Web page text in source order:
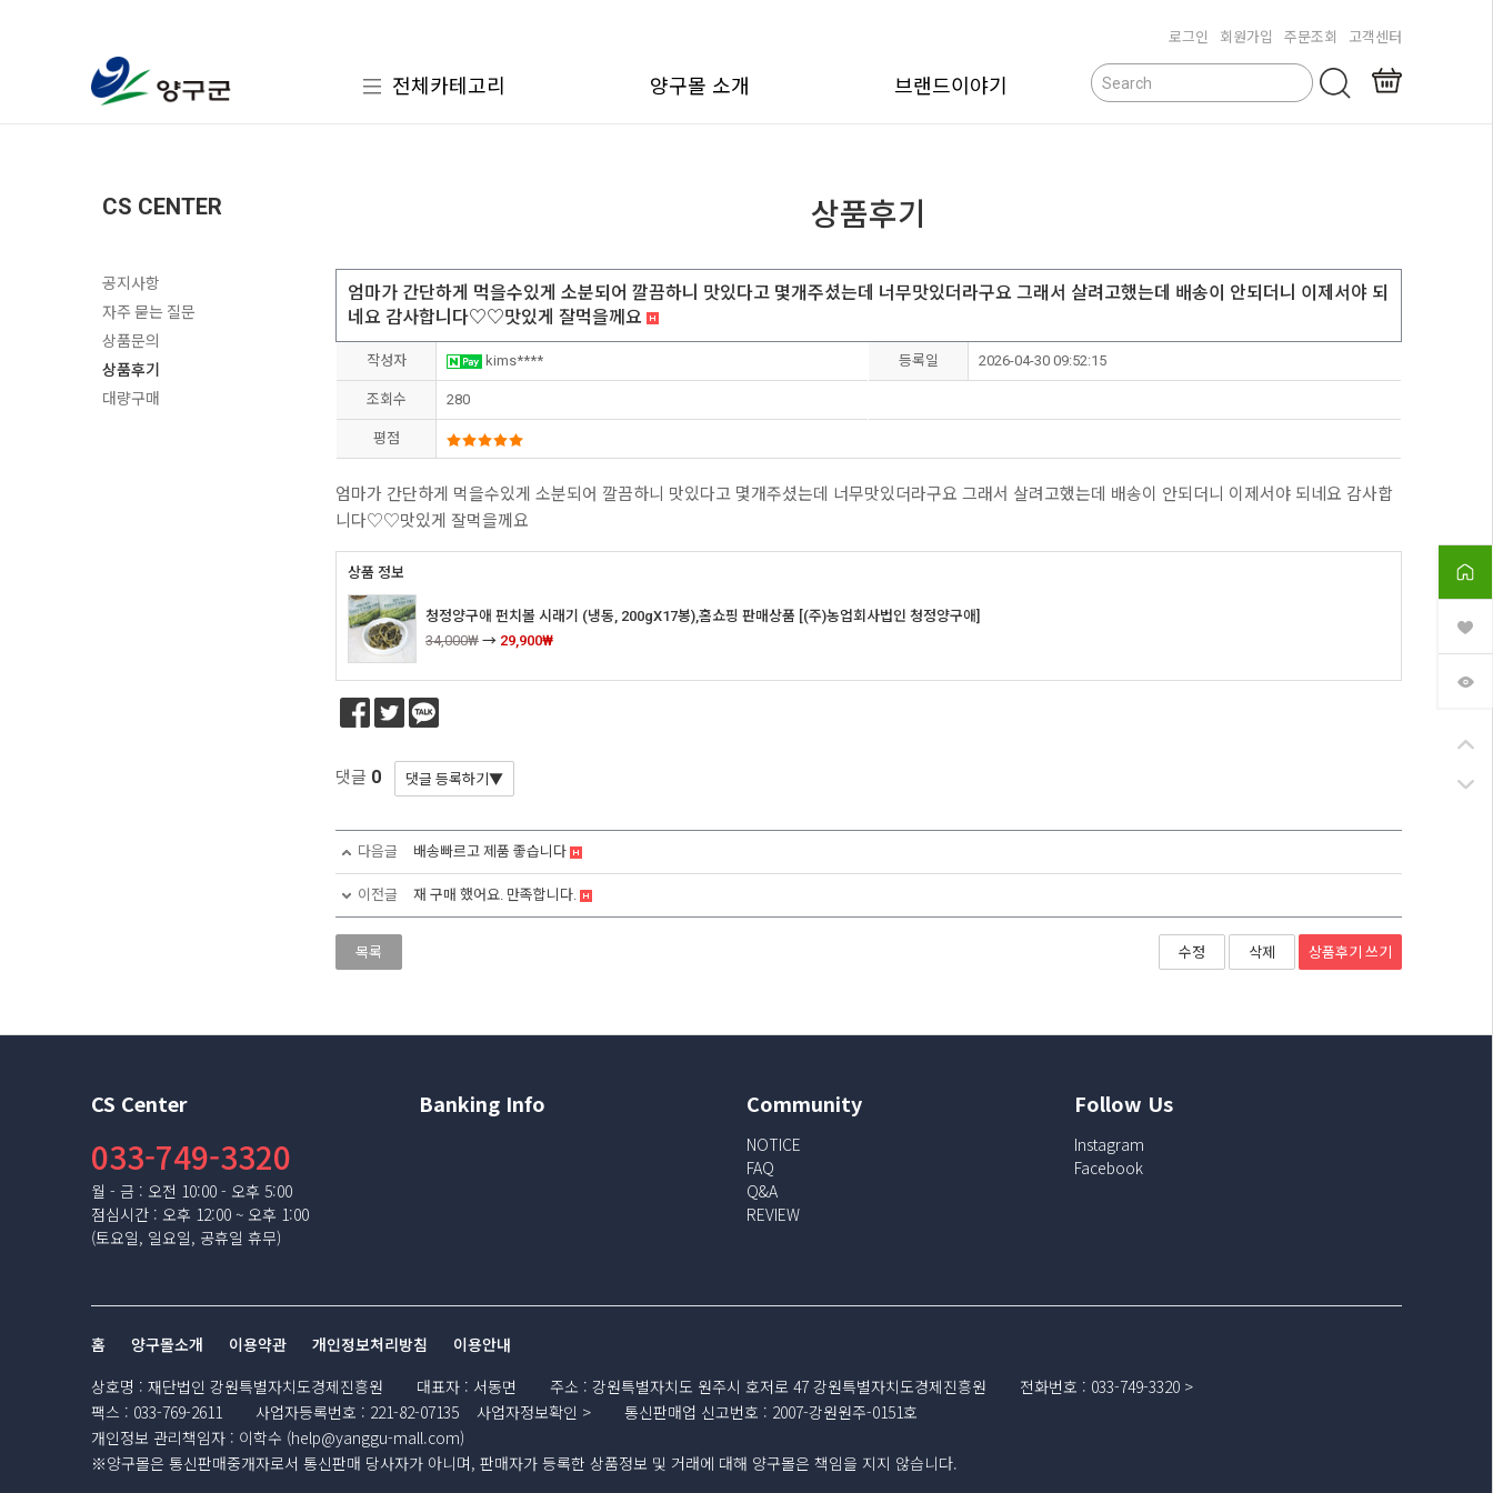
로그인 회원가입 주문조회 고객센터
전체카테고리 양구몰 소개 브랜드이야기
CS CENTER
공지사항
자주 묻는 질문
상품문의
상품후기
대량구매
상품후기
엄마가 간단하게 먹을수있게 소분되어 깔끔하니 맛있다고 몇개주셨는데 너무맛있더라구요 그래서 살려고했는데 배송이 안되더니 이제서야 되
네요 감사합니다♡♡맛있게 잘먹을께요
작성자 kims**** 등록일 2026-04-30 09:52:15
조회수 280
평점
엄마가 간단하게 먹을수있게 소분되어 깔끔하니 맛있다고 몇개주셨는데 너무맛있더라구요 그래서 살려고했는데 배송이 안되더니 이제서야 되네요 감사합
니다♡♡맛있게 잘먹을께요
상품 정보
청정양구애 펀치볼 시래기 (냉동, 200gX17봉),홈쇼핑 판매상품 [(주)농업회사법인 청정양구애]
34,000₩ → 29,900₩
댓글 0
다음글 배송빠르고 제품 좋습니다
이전글 재 구매 했어요. 만족합니다.
목록 수정 삭제 상품후기 쓰기
CS Center
033-749-3320
월 - 금 : 오전 10:00 - 오후 5:00
점심시간 : 오후 12:00 ~ 오후 1:00
(토요일, 일요일, 공휴일 휴무)
Banking Info Community
NOTICE
FAQ
Q&A
REVIEW
Follow Us
Instagram
Facebook
홈 양구몰소개 이용약관 개인정보처리방침 이용안내
상호명 : 재단법인 강원특별자치도경제진흥원 대표자 : 서동면 주소 : 강원특별자치도 원주시 호저로 47 강원특별자치도경제진흥원 전화번호 : 033-749-3320
팩스 : 033-769-2611 사업자등록번호 : 221-82-07135 사업자정보확인 통신판매업 신고번호 : 2007-강원원주-0151호
개인정보 관리책임자 : 이학수 (help@yanggu-mall.com)
※양구몰은 통신판매중개자로서 통신판매 당사자가 아니며, 판매자가 등록한 상품정보 및 거래에 대해 양구몰은 책임을 지지 않습니다.